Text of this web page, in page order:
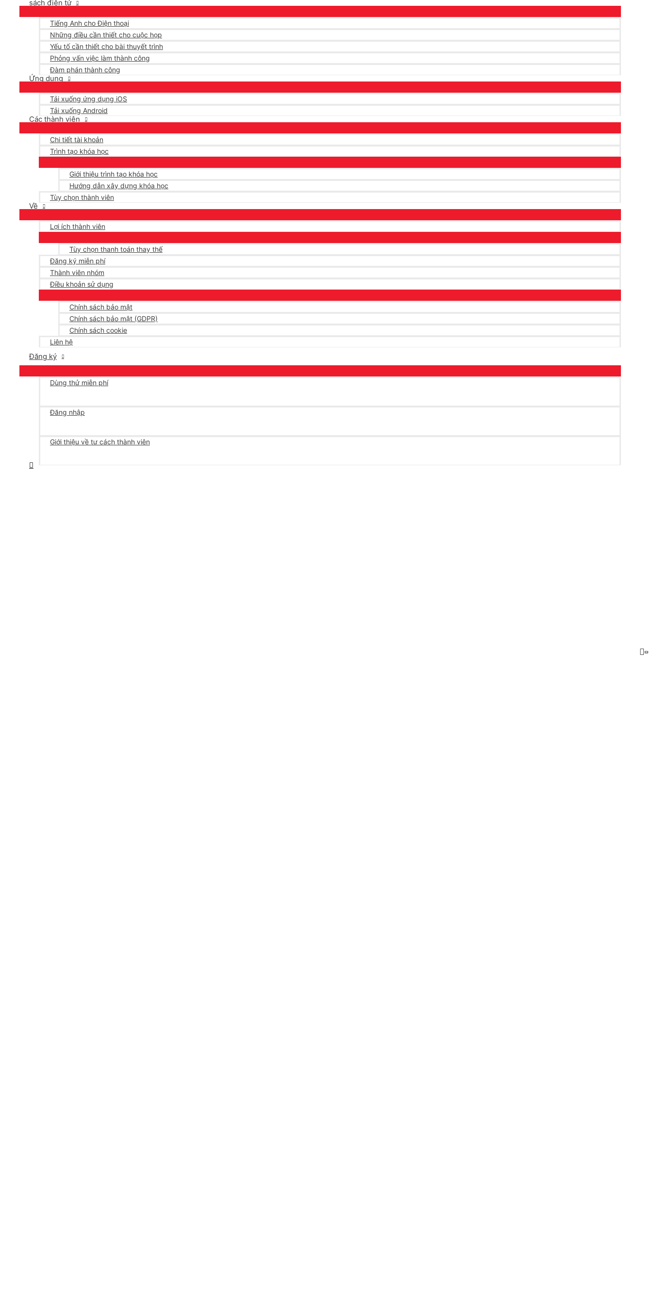
sách điện tử
Tiếng Anh cho Điện thoại
Những điều cần thiết cho cuộc họp
Yếu tố cần thiết cho bài thuyết trình
Phỏng vấn việc làm thành công
Đàm phán thành công
Ứng dụng
Tải xuống ứng dụng iOS
Tải xuống Android
Các thành viên
Chi tiết tài khoản
Trình tạo khóa học
Giới thiệu trình tạo khóa học
Hướng dẫn xây dựng khóa học
Tùy chọn thành viên
Về
Lợi ích thành viên
Tùy chọn thanh toán thay thế
Đăng ký miễn phí
Thành viên nhóm
Điều khoản sử dụng
Chính sách bảo mật
Chính sách bảo mật (GDPR)
Chính sách cookie
Liên hệ
Đăng ký
Dùng thử miễn phí
Đăng nhập
Giới thiệu về tư cách thành viên